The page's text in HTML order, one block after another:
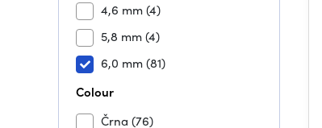
4,6 mm(4)
5,8 mm(4)
6,0 mm(81)
Colour
Črna (76)